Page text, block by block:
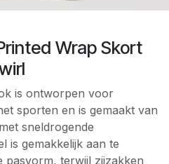
Wrap Skort
is ontworpen voor
sporten en is gemaakt van
sneldrogende
is gemakkelijk aan te
terwijl zijzakken